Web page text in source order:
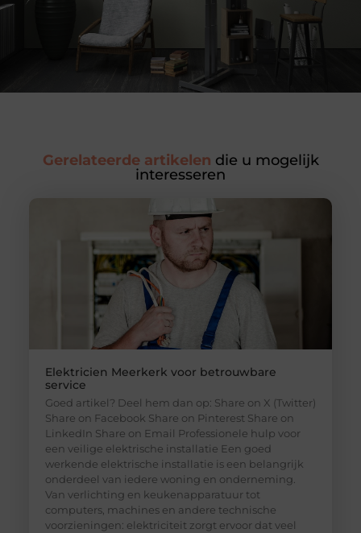
Gerelateerde artikelen die u mogelijk
interesseren
Elektricien Meerkerk voor betrouwbare
service
Goed artikel? Deel hem dan op: Share on X (Twitter)
Share on Facebook Share on Pinterest Share on
LinkedIn Share on Email Professionele hulp voor
een veilige elektrische installatie Een goed
werkende elektrische installatie is een belangrijk
onderdeel van iedere woning en onderneming.
Van verlichting en keukenapparatuur tot
computers, machines en andere technische
voorzieningen: elektriciteit zorgt ervoor dat veel